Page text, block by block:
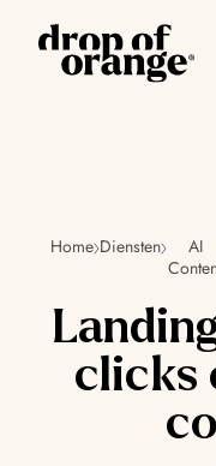
Home Diensten
AI
clicks